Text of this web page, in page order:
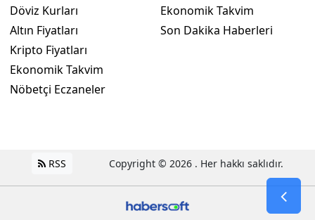
Bayburt
Bartın
Ardahan
Döviz Kurları
Altın Fiyatları
Kripto Fiyatları
Ekonomik Takvim
Nöbetçi Eczaneler
Ekonomik Takvim
Son Dakika Haberleri
RSS Copyright © 2026 . Her hakkı saklıdır.